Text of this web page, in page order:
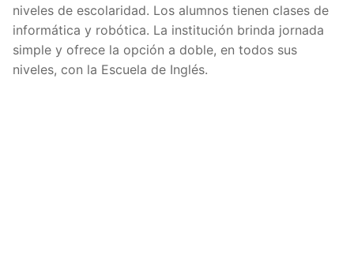
niveles de escolaridad. Los alumnos tienen clases de
informática y robótica. La institución brinda jornada
simple y ofrece la opción a doble, en todos sus
niveles, con la Escuela de Inglés.